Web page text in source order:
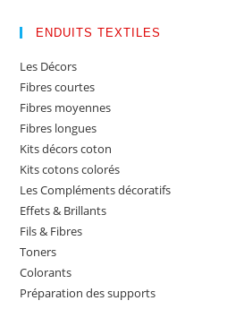
ENDUITS TEXTILES
Les Décors
Fibres courtes
Fibres moyennes
Fibres longues
Kits décors coton
Kits cotons colorés
Les Compléments décoratifs
Effets & Brillants
Fils & Fibres
Toners
Colorants
Préparation des supports